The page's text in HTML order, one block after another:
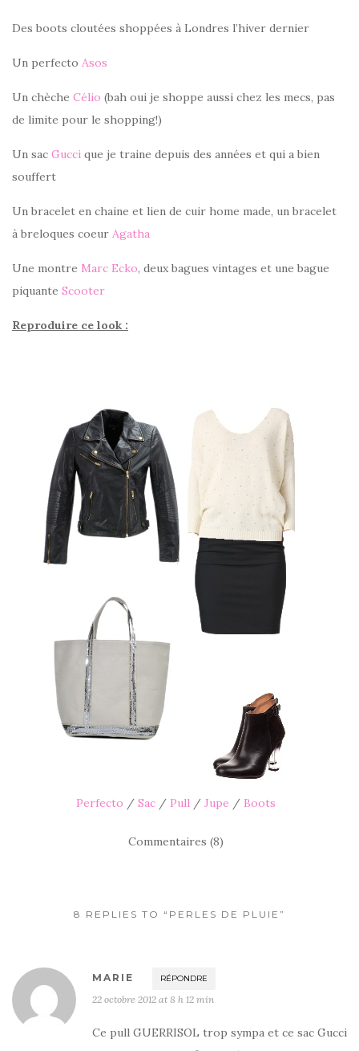
Des boots cloutées shoppées à Londres l’hiver dernier
Un perfecto Asos
Un chèche Célio (bah oui je shoppe aussi chez les mecs, pas
de limite pour le shopping!)
Un sac Gucci que je traine depuis des années et qui a bien
souffert
Un bracelet en chaine et lien de cuir home made, un bracelet
à breloques coeur Agatha
Une montre Marc Ecko, deux bagues vintages et une bague
piquante Scooter
Reproduire ce look :
Perfecto / Sac/ Pull/ Jupe / Boots
Commentaires (8)
8 REPLIES TO “PERLES DE PLUIE”
MARIE RÉPONDRE
22 octobre 2012 at 8 h 12 min
Ce pull GUERRISOL trop sympa et ce sac Gucci